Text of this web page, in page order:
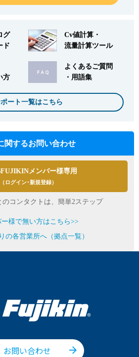
グ
ド
Cv値計算・
流量計算ツール
方
よくあるご質問
・用語集
ート一覧はこちら
関するお問い合わせ
メンバー様専用
（ログイン･新規登録）
コンタクトは、簡単2ステップ
様で無い方はこちら>>
の各営業所へ（拠点一覧）
お問い合わせ